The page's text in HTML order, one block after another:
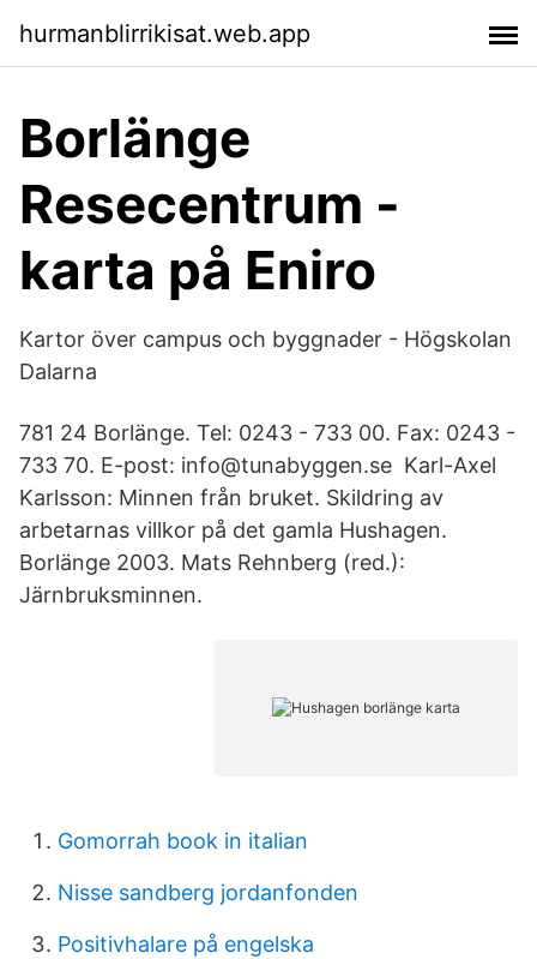
hurmanblirrikisat.web.app
Borlänge
Resecentrum -
karta på Eniro
Kartor över campus och byggnader - Högskolan
Dalarna
781 24 Borlänge. Tel: 0243 - 733 00. Fax: 0243 -
733 70. E-post: info@tunabyggen.se Karl-Axel
Karlsson: Minnen från bruket. Skildring av
arbetarnas villkor på det gamla Hushagen.
Borlänge 2003. Mats Rehnberg (red.):
Järnbruksminnen.
Gomorrah book in italian
Nisse sandberg jordanfonden
Positivhalare på engelska